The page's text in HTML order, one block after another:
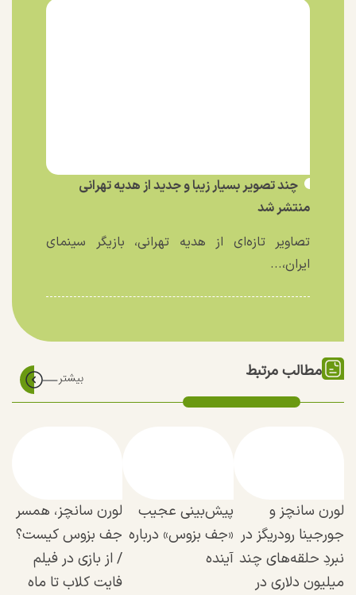
چند تصویر بسیار زیبا و جدید از هدیه تهرانی
منتشر شد
تصاویر تازه‌ای از هدیه تهرانی، بازیگر سینمای
ایران،...
مطالب مرتبط
لورن سانچز و
جورجینا رودریگز در
نبردِ حلقه‌های چند
میلیون دلاری در
پیش‌بینی عجیب
«جف بزوس» درباره
آینده
لورن سانچز، همسر
جف بزوس کیست؟
/ از بازی در فیلم
فایت کلاب تا ماه